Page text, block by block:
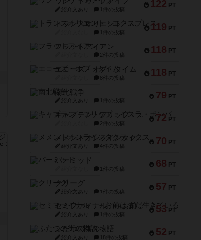
122 PT
紹介文あり 1件の投稿
119 PT
トランスオリエント・エクスプレス
1件の投稿
118 PT
フラットアイアン
2件の投稿
118 PT
エコーズ・オブ・タイム
8件の投稿
79 PT
南北戦争
紹介文あり 1件の投稿
72 PT
キャプテン・フリップ：イスラ・ボンバ
2件の投稿
70 PT
メメントオンラインタクティクス
紹介文あり 4件の投稿
68 PT
パーミッド
1件の投稿
57 PT
クリーグ
紹介文あり 1件の投稿
53 PT
セミファイナル ～お前はまだ生きている～
紹介文あり 1件の投稿
52 PT
ふたつの街の物語
紹介文あり 18件の投稿